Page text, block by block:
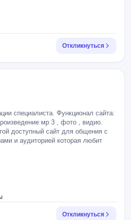
Откликнуться
специалиста. Функционал сайта:
мр 3 , фото , видио.
доступный сайт для общения с
и аудиторией которая любит
Откликнуться